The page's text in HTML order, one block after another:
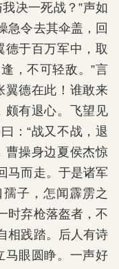
决一死战？”声如
急令去其伞盖，回
德于百万军中，取
，不可轻敌。”言
翼德在此！谁敢来
颇有退心。飞望见
：“战又不战，退
曹操身边夏侯杰惊
马而走。于是诸军
子，怎闻霹雳之
时弃枪落盔者，不
相践踏。后人有诗
马眼圆睁。一声好